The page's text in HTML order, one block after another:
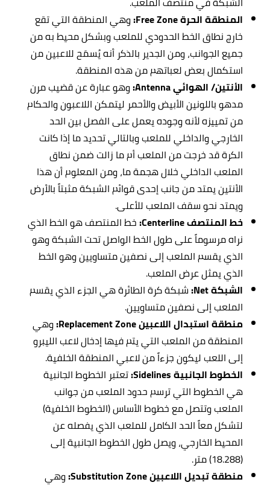
المنطقة الحرة Free Zone:
وهي المنطقة التي تقع
خارج نطاق الخط الحدودي للملعب وبشكل محيط به من
جميع الجوانب، ومن الجدير بالذكر أنه يُسمَح للاعبين من
استكمال بعض لعباتهم من هذه المنطقة.
الأنتين/ الهوائي Antenna:
وهو عبارة عن قضيب مرن
مدهو باللونين الأبيض والأحمر ليتمكن اللاعبون والحكام
من تمييزه لأنه وجوده يعمل على الفصل بين الحد
الخارجي والداخلي للملعب وبالتالي تحديد ما إذا كانت
الكرة قد خرجت من الملعب أم ما زالت ضمن نطاق
الملعب الداخلي خلال هجمة ما، ومن المعلوم أن هذا
الأنتين يمتد من جانب إحدى قوائم الشبكة مثبتاً بالأرض
ويمتد نحو سقف الملعب للأعلى.
خط المنتصف Centerline:
خط المنتصف هو الخط الذي
نراه مرسوماً على طول الخط الواصل تحت الشبكة وهو
الذي يقسم الملعب إلى نصفين متساويين وهو الخط
الذي يمثل عرض الملعب.
الشبكة Net:
شبكة كرة الطائرة هي الجزء الذي يقسم
الملعب إلى نصفين متساويين.
منطقة استبدال اللاعبين Replacement Zone:
وهي
المنطقة من الملعب التي يتم فيها إدخال لاعب الليبرو
إلى اللعب ليكون جزءاً من لاعبي المنطقة الخلفية.
الخطوط الجانبية Sidelines:
تعتبر الخطوط الجانبية
هي الخطوط التي ترسم حدود الملعب من جوانب
الملعب وتتصل مع خطوط الأساس (الخطوط الخلفية)
لتشكل معاً الحد الكامل للملعب الذي يفصله عن
المحيط الخارجي، ويصل طول الخطوط الجانبية إلى
(18.288) متر.
منطقة تبديل اللاعبين Substitution Zone:
وهي